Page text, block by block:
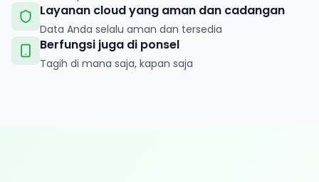
Layanan cloud yang aman dan cadangan
Data Anda selalu aman dan tersedia
Berfungsi juga di ponsel
Tagih di mana saja, kapan saja